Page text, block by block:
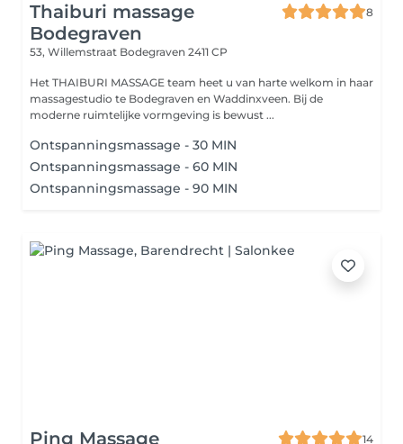
Thaiburi massage
Bodegraven
8
53, Willemstraat Bodegraven 2411 CP
Het THAIBURI MASSAGE team heet u van harte welkom in haar
massagestudio te Bodegraven en Waddinxveen. Bij de
moderne ruimtelijke vormgeving is bewust ...
Ontspanningsmassage - 30 MIN
Ontspanningsmassage - 60 MIN
Ontspanningsmassage - 90 MIN
Ping Massage
14